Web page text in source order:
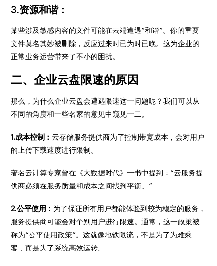
3.资源和谐：
某些涉及敏感内容的文件可能在云端遭遇“和谐”。你的重要
文件莫名其妙被删除，反应过来时已为时已晚。这为企业的
正常业务运营带来了不小的困扰。
二、企业云盘限速的原因
那么，为什么企业云盘会遭遇限速这一问题呢？我们可以从
不同的角度和一些名家的意见中窥见一二。
1.成本控制：云存储服务提供商为了控制带宽成本，会对用户
的上传下载速度进行限制。
著名云计算专家曾在《大数据时代》一书中提到：“云服务提
供商必须在服务质量和成本之间找到平衡。”
2.公平使用： 为了保证所有用户都能体验到较为稳定的服务，
服务提供商可能会对个别用户进行限速。通常，这一政策被
称为“公平使用政策”。这就像地铁限流，不是为了为难乘
客，而是为了系统高效运转。